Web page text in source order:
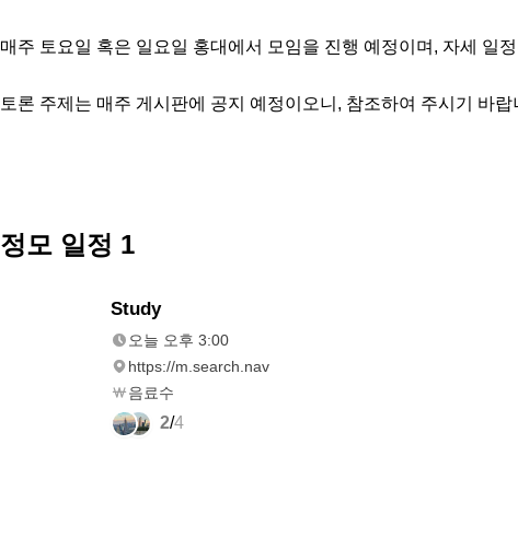
매주 토요일 혹은 일요일 홍대에서 모임을 진행 예정이며, 자세 일
토론 주제는 매주 게시판에 공지 예정이오니, 참조하여 주시기 바랍
정모 일정 1
Study
오늘 오후 3:00
https://m.search.nav
음료수
2/4